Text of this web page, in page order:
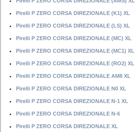
Pirelli P ZERO CORSA DIREZIONALE (K1) XL
Pirelli P ZERO CORSA DIREZIONALE (LS) XL
Pirelli P ZERO CORSA DIREZIONALE (MC) XL
Pirelli P ZERO CORSA DIREZIONALE (MC1) XL
Pirelli P ZERO CORSA DIREZIONALE (RO2) XL
Pirelli P ZERO CORSA DIREZIONALE AM8 XL
Pirelli P ZERO CORSA DIREZIONALE N0 XL
Pirelli P ZERO CORSA DIREZIONALE N-1 XL
Pirelli P ZERO CORSA DIREZIONALE N-6
Pirelli P ZERO CORSA DIREZIONALE XL